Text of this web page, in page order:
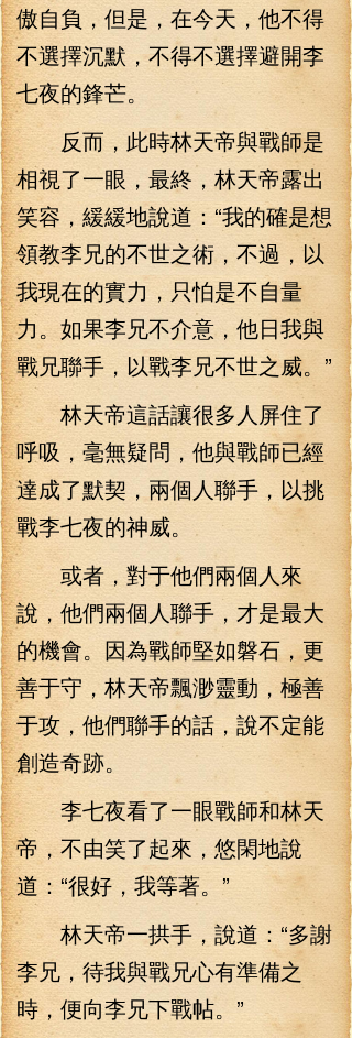
傲自負，但是，在今天，他不得
不選擇沉默，不得不選擇避開李
七夜的鋒芒。
反而，此時林天帝與戰師是
相視了一眼，最終，林天帝露出
笑容，緩緩地說道：“我的確是想
領教李兄的不世之術，不過，以
我現在的實力，只怕是不自量
力。如果李兄不介意，他日我與
戰兄聯手，以戰李兄不世之威。”
林天帝這話讓很多人屏住了
呼吸，毫無疑問，他與戰師已經
達成了默契，兩個人聯手，以挑
戰李七夜的神威。
或者，對于他們兩個人來
說，他們兩個人聯手，才是最大
的機會。因為戰師堅如磐石，更
善于守，林天帝飄渺靈動，極善
于攻，他們聯手的話，說不定能
創造奇跡。
李七夜看了一眼戰師和林天
帝，不由笑了起來，悠閑地說
道：“很好，我等著。”
林天帝一拱手，說道：“多謝
李兄，待我與戰兄心有準備之
時，便向李兄下戰帖。”